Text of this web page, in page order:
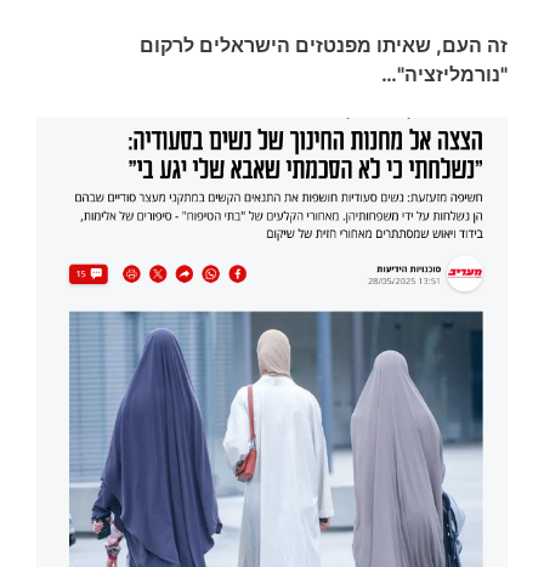
זה העם, שאיתו מפנטזים הישראלים לרקום
"נורמליזציה"…